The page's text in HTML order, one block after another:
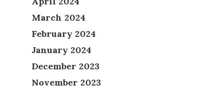
March 2024
February 2024
January 2024
December 2023
November 2023